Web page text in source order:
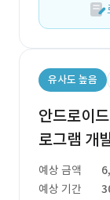
유사도 높음
안드로이
로그램 개
예상 금액
예상 기간